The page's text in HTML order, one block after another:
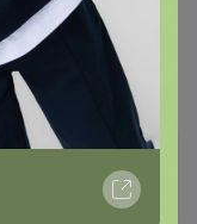
42, 174-184